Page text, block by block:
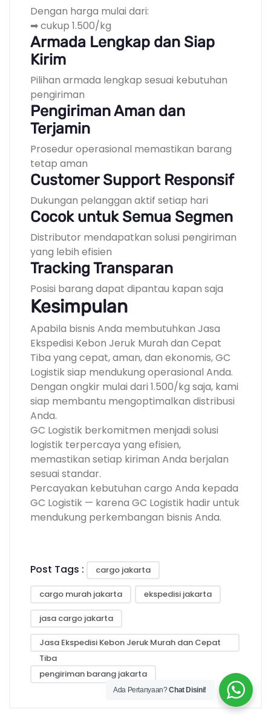
Dengan harga mulai dari:
➡ cukup 1.500/kg
Armada Lengkap dan Siap
Kirim
Pilihan armada lengkap sesuai kebutuhan
pengiriman
Pengiriman Aman dan
Terjamin
Prosedur operasional memastikan barang
tetap aman
Customer Support Responsif
Dukungan pelanggan aktif setiap hari
Cocok untuk Semua Segmen
Distributor mendapatkan solusi pengiriman
yang lebih efisien
Tracking Transparan
Posisi barang dapat dipantau kapan saja
Kesimpulan
Apabila bisnis Anda membutuhkan Jasa
Ekspedisi Kebon Jeruk Murah dan Cepat
Tiba yang cepat, aman, dan ekonomis, GC
Logistik siap mendukung operasional Anda.
Dengan ongkir mulai dari 1.500/kg saja, kami
siap membantu mengoptimalkan distribusi
Anda.
GC Logistik berkomitmen menjadi solusi
logistik terpercaya yang efisien,
memastikan setiap kiriman Anda berjalan
sesuai standar.
Percayakan kebutuhan cargo Anda kepada
GC Logistik — karena GC Logistik hadir untuk
mendukung perkembangan bisnis Anda.
Post Tags : cargo jakarta
cargo murah jakarta ekspedisi jakarta
jasa cargo jakarta
Jasa Ekspedisi Kebon Jeruk Murah dan Cepat
Tiba
pengiriman barang jakarta
Ada Pertanyaan?Chat Disini!